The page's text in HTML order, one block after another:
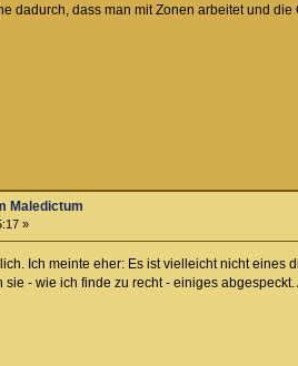
dadurch, dass man mit Zonen arbeitet und
Maledictum
»
Ich meinte eher: Es ist vielleicht nicht
- wie ich finde zu recht - einiges